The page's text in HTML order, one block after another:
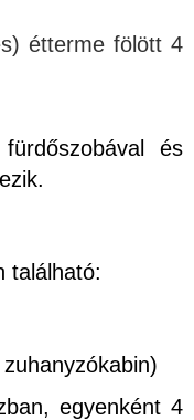
étterme fölött 4
és
található:
egyenként 4